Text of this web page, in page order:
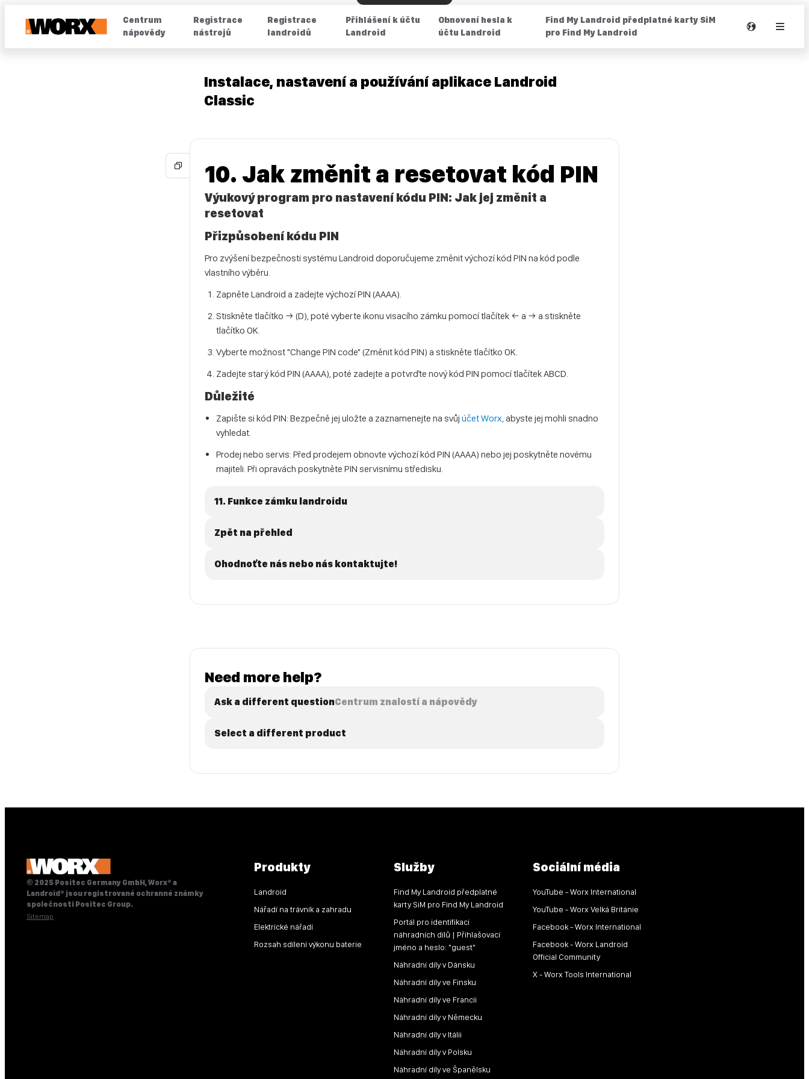
Centrum
nápovědy
Registrace
nástrojů
Registrace
landroidů
Přihlášení k účtu
Landroid
Obnovení hesla k
účtu Landroid
Find My Landroid předplatné karty SiM
pro Find My Landroid
Instalace, nastavení a používání aplikace Landroid
Classic
10. Jak změnit a resetovat kód PIN
Výukový program pro nastavení kódu PIN: Jak jej změnit a
resetovat
Přizpůsobení kódu PIN
Pro zvýšení bezpečnosti systému Landroid doporučujeme změnit výchozí kód PIN na kód podle
vlastního výběru.
Zapněte Landroid a zadejte výchozí PIN (AAAA).
Stiskněte tlačítko → (D), poté vyberte ikonu visacího zámku pomocí tlačítek ← a → a stiskněte
tlačítko OK.
Vyberte možnost "Change PIN code" (Změnit kód PIN) a stiskněte tlačítko OK.
Zadejte starý kód PIN (AAAA), poté zadejte a potvrďte nový kód PIN pomocí tlačítek ABCD.
Důležité
Zapište si kód PIN: Bezpečně jej uložte a zaznamenejte na svůjúčet Worx, abyste jej mohli snadno
vyhledat.
Prodej nebo servis: Před prodejem obnovte výchozí kód PIN (AAAA) nebo jej poskytněte novému
majiteli. Při opravách poskytněte PIN servisnímu středisku.
11. Funkce zámku landroidu
Zpět na přehled
Ohodnoťte nás nebo nás kontaktujte!
Need more help?
Ask a different questionCentrum znalostí a nápovědy
Select a different product
© 2025 Positec Germany GmbH, Worx® a
Landroid® jsou registrované ochranné známky
společnosti Positec Group.
Sitemap
Produkty
Landroid
Nářadí na trávník a zahradu
Elektrické nářadí
Rozsah sdílení výkonu baterie
Služby
Find My Landroid předplatné
karty SiM pro Find My Landroid
Portál pro identifikaci
náhradních dílů | Přihlašovací
jméno a heslo: "guest"
Náhradní díly v Dánsku
Náhradní díly ve Finsku
Náhradní díly ve Francii
Náhradní díly v Německu
Náhradní díly v Itálii
Náhradní díly v Polsku
Náhradní díly ve Španělsku
Sociální média
YouTube - Worx International
YouTube - Worx Velká Británie
Facebook - Worx International
Facebook - Worx Landroid
Official Community
X - Worx Tools International